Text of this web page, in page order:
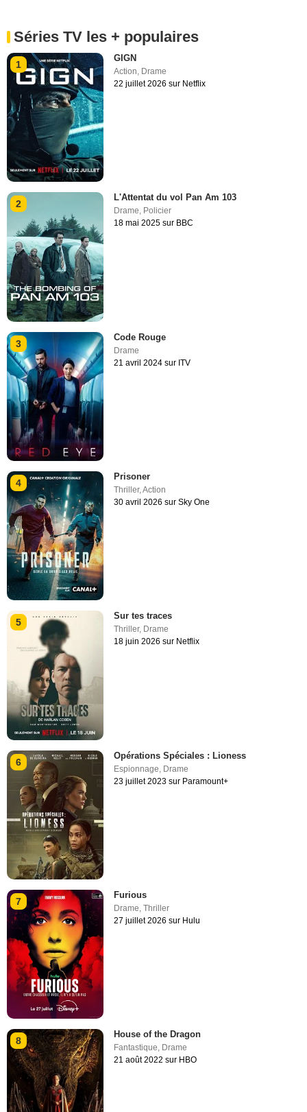
Séries TV les + populaires
1
GIGN
Action, Drame
22 juillet 2026 sur Netflix
2
L'Attentat du vol Pan Am 103
Drame, Policier
18 mai 2025 sur BBC
3
Code Rouge
Drame
21 avril 2024 sur ITV
4
Prisoner
Thriller,Action
30 avril 2026 sur Sky One
5
Sur tes traces
Thriller, Drame
18 juin 2026 sur Netflix
6
Opérations Spéciales : Lioness
Espionnage Drame
23 juillet 2023 sur Paramount+
7
Furious
Drame,Thriller
27 juillet 2026 sur Hulu
8
House of the Dragon
Fantastique, Drame
21 août 2022 sur HBO